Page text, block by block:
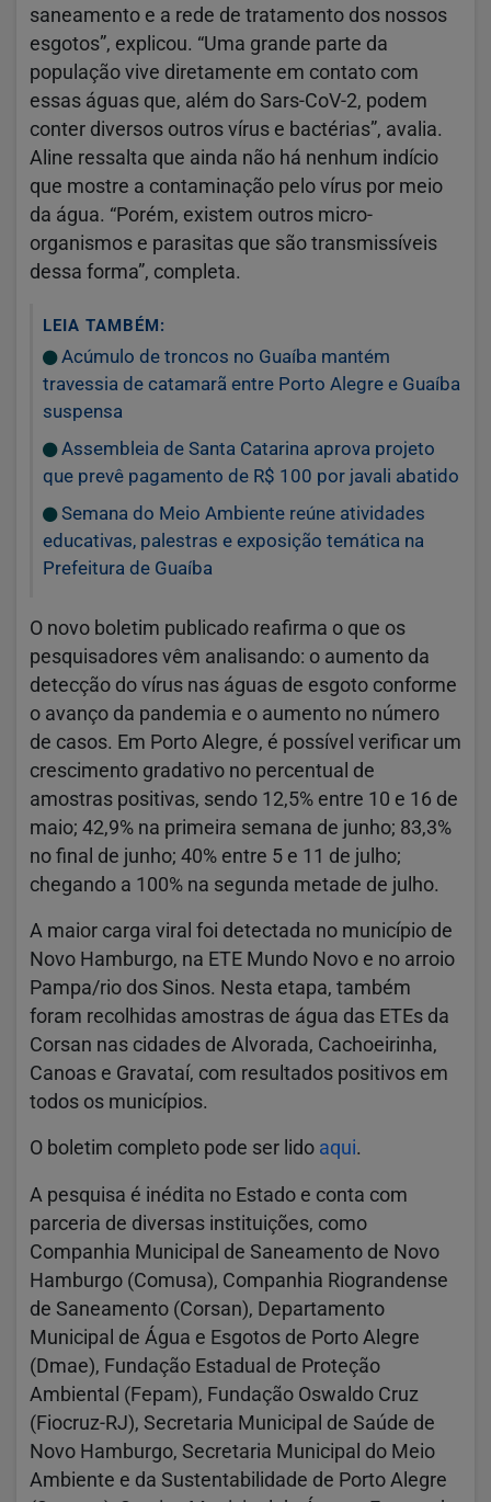
saneamento e a rede de tratamento dos nossos
esgotos”, explicou. “Uma grande parte da
população vive diretamente em contato com
essas águas que, além do Sars-CoV-2, podem
conter diversos outros vírus e bactérias”, avalia.
Aline ressalta que ainda não há nenhum indício
que mostre a contaminação pelo vírus por meio
da água. “Porém, existem outros micro-
organismos e parasitas que são transmissíveis
dessa forma”, completa.
LEIA TAMBÉM:
Acúmulo de troncos no Guaíba mantém
travessia de catamarã entre Porto Alegre e Guaíba
suspensa
Assembleia de Santa Catarina aprova projeto
que prevê pagamento de R$ 100 por javali abatido
Semana do Meio Ambiente reúne atividades
educativas, palestras e exposição temática na
Prefeitura de Guaíba
O novo boletim publicado reafirma o que os
pesquisadores vêm analisando: o aumento da
detecção do vírus nas águas de esgoto conforme
o avanço da pandemia e o aumento no número
de casos. Em Porto Alegre, é possível verificar um
crescimento gradativo no percentual de
amostras positivas, sendo 12,5% entre 10 e 16 de
maio; 42,9% na primeira semana de junho; 83,3%
no final de junho; 40% entre 5 e 11 de julho;
chegando a 100% na segunda metade de julho.
A maior carga viral foi detectada no município de
Novo Hamburgo, na ETE Mundo Novo e no arroio
Pampa/rio dos Sinos. Nesta etapa, também
foram recolhidas amostras de água das ETEs da
Corsan nas cidades de Alvorada, Cachoeirinha,
Canoas e Gravataí, com resultados positivos em
todos os municípios.
O boletim completo pode ser lido aqui.
A pesquisa é inédita no Estado e conta com
parceria de diversas instituições, como
Companhia Municipal de Saneamento de Novo
Hamburgo (Comusa), Companhia Riograndense
de Saneamento (Corsan), Departamento
Municipal de Água e Esgotos de Porto Alegre
(Dmae), Fundação Estadual de Proteção
Ambiental (Fepam), Fundação Oswaldo Cruz
(Fiocruz-RJ), Secretaria Municipal de Saúde de
Novo Hamburgo, Secretaria Municipal do Meio
Ambiente e da Sustentabilidade de Porto Alegre